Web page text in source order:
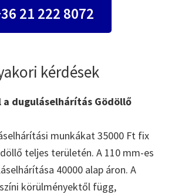
21 222 8072
kérdések
a duguláselhárítás Gödöllő
munkákat 35000 Ft fix
teljes területén. A 110 mm-es
40000 alap áron. A
körülményektől függ,